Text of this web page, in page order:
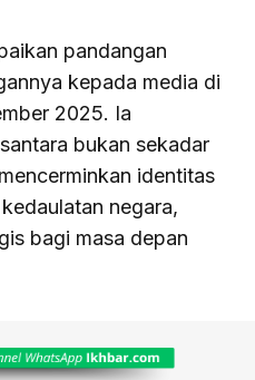
pandangan
kepada media di
2025. Ia
bukan sekadar
identitas
negara,
bagi masa depan